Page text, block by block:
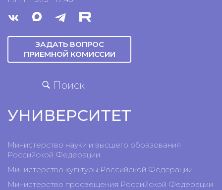
ЗАДАТЬ ВОПРОС
ПРИЕМНОЙ КОМИССИИ
Поиск
УНИВЕРСИТЕТ
Министерство науки и высшего образования
Российской Федерации
Министерство культуры Российской Федерации
Министерство просвещения Российской Федерации